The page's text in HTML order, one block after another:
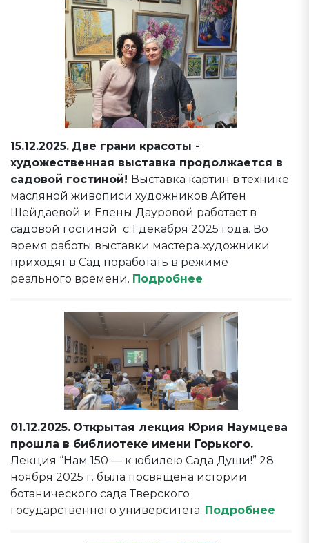
15.12.2025. Две грани красоты -
художественная выставка продолжается в
садовой гостиной! Выставка картин в технике
масляной живописи художников Айтен
Шейдаевой и Елены Дауровой работает в
садовой гостиной c 1 декабря 2025 года. Во
время работы выставки мастера‑художники
приходят в Сад поработать в режиме
реального времени. Подробнее
01.12.2025. Открытая лекция Юрия Наумцева
прошла в библиотеке имени Горького.
Лекция “Нам 150 — к юбилею Сада Души!” 28
ноября 2025 г. была посвящена истории
ботанического сада Тверского
государственного университета. Подробнее